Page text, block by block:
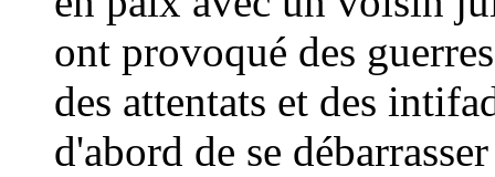
ont provoqué des
des attentats et des
d'abord de se